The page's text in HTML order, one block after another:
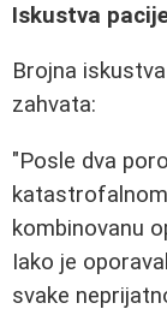
Iskustva
Brojna
zahvata:
"Posle dva
kombinovanu
Iako je
svake